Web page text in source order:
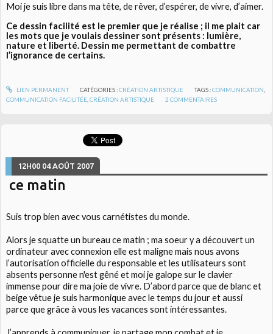
Moi je suis libre dans ma tête, de rêver, d’espérer, de vivre, d’aimer.
Ce dessin facilité est le premier que je réalise ; il me plait car
les mots que je voulais dessiner sont présents : lumière,
nature et liberté. Dessin me permettant de combattre
l’ignorance de certains.
LIEN PERMANENT CATÉGORIES :CRÉATION ARTISTIQUE TAGS :COMMUNICATION
COMMUNICATION FACILITÉE ,CRÉATION ARTISTIQUE 2 COMMENTAIRES
12H00 04 AOÛT 2007
ce matin
Suis trop bien avec vous carnétistes du monde.
Alors je squatte un bureau ce matin ; ma soeur y a découvert un
ordinateur avec connexion elle est maligne mais nous avons
l’autorisation officielle du responsable et les utilisateurs sont
absents personne n'est gêné et moi je galope sur le clavier
immense pour dire ma joie de vivre. D’abord parce que de blanc et
beige vêtue je suis harmonique avec le temps du jour et aussi
parce que grâce à vous les vacances sont intéressantes.